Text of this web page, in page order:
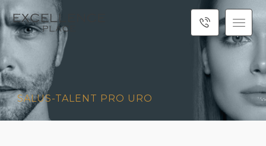
SALUS-TALENT PRO URO